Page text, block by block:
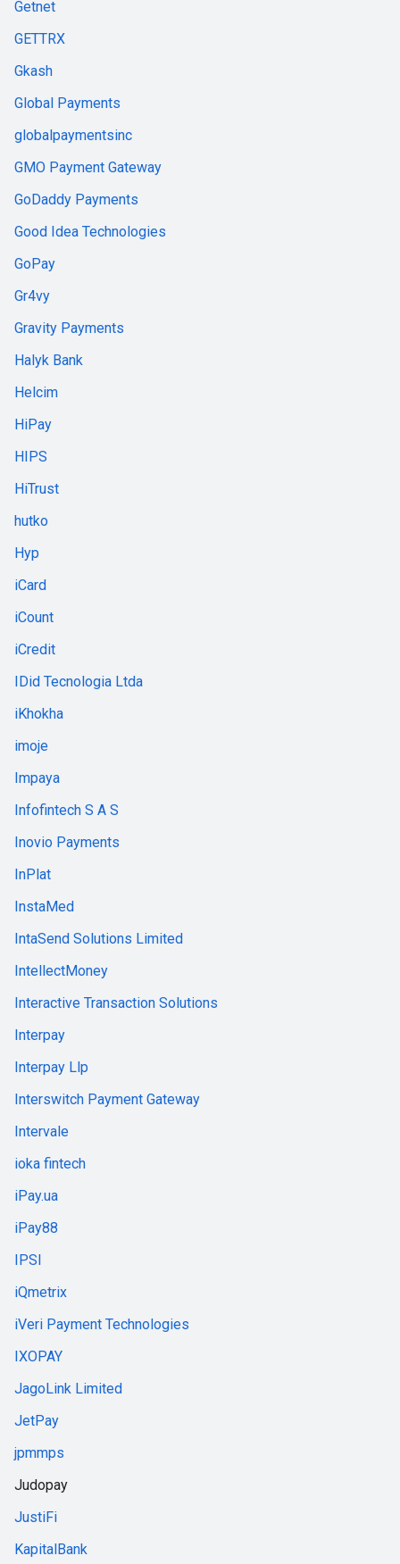
Getnet
GETTRX
Gkash
Global Payments
globalpaymentsinc
GMO Payment Gateway
GoDaddy Payments
Good Idea Technologies
GoPay
Gr4vy
Gravity Payments
Halyk Bank
Helcim
HiPay
HIPS
HiTrust
hutko
Hyp
iCard
iCount
iCredit
IDid Tecnologia Ltda
iKhokha
imoje
Impaya
Infofintech S A S
Inovio Payments
InPlat
InstaMed
IntaSend Solutions Limited
IntellectMoney
Interactive Transaction Solutions
Interpay
Interpay Llp
Interswitch Payment Gateway
Intervale
ioka fintech
iPay.ua
iPay88
IPSI
iQmetrix
iVeri Payment Technologies
IXOPAY
JagoLink Limited
JetPay
jpmmps
Judopay
JustiFi
KapitalBank